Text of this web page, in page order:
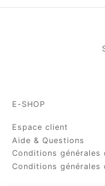
E-SHOP
Espace client
Aide & Questions
Conditions générales
Conditions générales